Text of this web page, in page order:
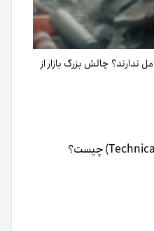
ندارند؟ چالش بزرگ بازار از